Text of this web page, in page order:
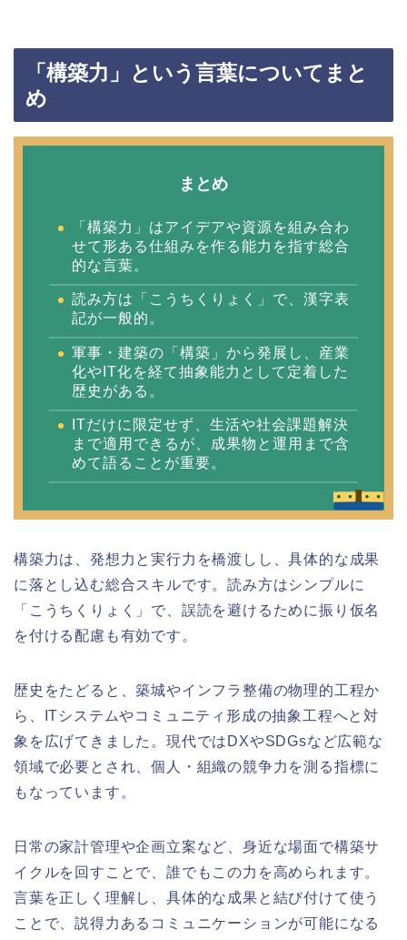
「構築力」という言葉についてまと
め
まとめ
「構築力」はアイデアや資源を組み合わ
せて形ある仕組みを作る能力を指す総合
的な言葉。
読み方は「こうちくりょく」で、漢字表
記が一般的。
軍事・建築の「構築」から発展し、産業
化やIT化を経て抽象能力として定着した
歴史がある。
ITだけに限定せず、生活や社会課題解決
まで適用できるが、成果物と運用まで含
めて語ることが重要。
構築力は、発想力と実行力を橋渡しし、具体的な成果
に落とし込む総合スキルです。読み方はシンプルに
「こうちくりょく」で、誤読を避けるために振り仮名
を付ける配慮も有効です。
歴史をたどると、築城やインフラ整備の物理的工程か
ら、ITシステムやコミュニティ形成の抽象工程へと対
象を広げてきました。現代ではDXやSDGsなど広範な
領域で必要とされ、個人・組織の競争力を測る指標に
もなっています。
日常の家計管理や企画立案など、身近な場面で構築サ
イクルを回すことで、誰でもこの力を高められます。
言葉を正しく理解し、具体的な成果と結び付けて使う
ことで、説得力あるコミュニケーションが可能になる